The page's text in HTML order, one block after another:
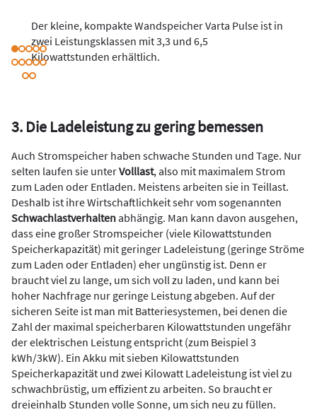
Der kleine, kompakte Wandspeicher Varta Pulse ist in
zwei Leistungsklassen mit 3,3 und 6,5
Kilowattstunden erhältlich.
3. Die Ladeleistung zu gering bemessen
Auch Stromspeicher haben schwache Stunden und Tage. Nur
selten laufen sie unterVolllast, also mit maximalem Strom
zum Laden oder Entladen. Meistens arbeiten sie in Teillast.
Deshalb ist ihre Wirtschaftlichkeit sehr vom sogenannten
Schwachlastverhaltenabhängig. Man kann davon ausgehen,
dass eine großer Stromspeicher (viele Kilowattstunden
Speicherkapazität) mit geringer Ladeleistung (geringe Ströme
zum Laden oder Entladen) eher ungünstig ist. Denn er
braucht viel zu lange, um sich voll zu laden, und kann bei
hoher Nachfrage nur geringe Leistung abgeben. Auf der
sicheren Seite ist man mit Batteriesystemen, bei denen die
Zahl der maximal speicherbaren Kilowattstunden ungefähr
der elektrischen Leistung entspricht (zum Beispiel 3
kWh/3kW). Ein Akku mit sieben Kilowattstunden
Speicherkapazität und zwei Kilowatt Ladeleistung ist viel zu
schwachbrüstig, um effizient zu arbeiten. So braucht er
dreieinhalb Stunden volle Sonne, um sich neu zu füllen.